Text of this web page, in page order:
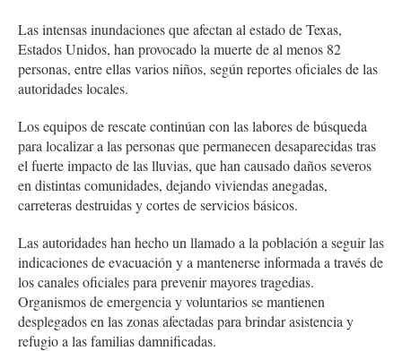
Las intensas inundaciones que afectan al estado de Texas,
Estados Unidos, han provocado la muerte de al menos 82
personas, entre ellas varios niños, según reportes oficiales de las
autoridades locales.
Los equipos de rescate continúan con las labores de búsqueda
para localizar a las personas que permanecen desaparecidas tras
el fuerte impacto de las lluvias, que han causado daños severos
en distintas comunidades, dejando viviendas anegadas,
carreteras destruidas y cortes de servicios básicos.
Las autoridades han hecho un llamado a la población a seguir las
indicaciones de evacuación y a mantenerse informada a través de
los canales oficiales para prevenir mayores tragedias.
Organismos de emergencia y voluntarios se mantienen
desplegados en las zonas afectadas para brindar asistencia y
refugio a las familias damnificadas.